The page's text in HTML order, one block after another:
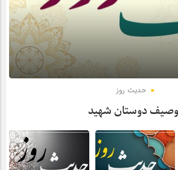
حدیث روز
دوستان شهید